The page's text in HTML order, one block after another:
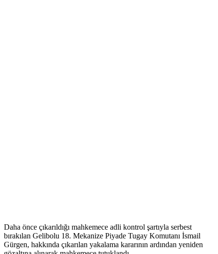
Daha önce çıkarıldığı mahkemece adli kontrol şartıyla serbest
bırakılan Gelibolu 18. Mekanize Piyade Tugay Komutanı İsmail
Gürgen, hakkında çıkarılan yakalama kararının ardından yeniden